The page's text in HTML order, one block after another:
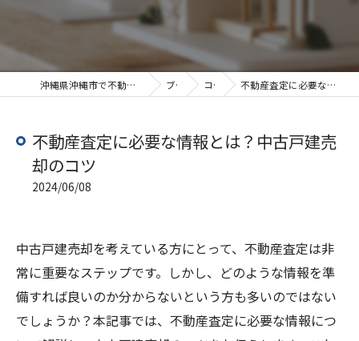
沖縄県沖縄市で不動産売却なら合同会社MYK不動産 ブログ コラム 不動産査定に必要な情報とは？中古戸建売却のコツ
不動産査定に必要な情報とは？中古戸建売
却のコツ
2024/06/08
中古戸建売却を考えている方にとって、不動産査定は非
常に重要なステップです。しかし、どのような情報を準
備すれば良いのか分からないという方も多いのではない
でしょうか？本記事では、不動産査定に必要な情報につ